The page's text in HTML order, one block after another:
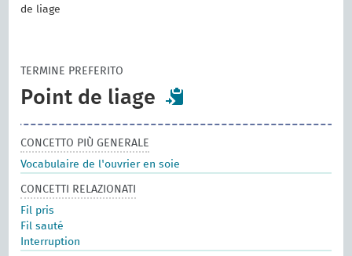
de liage
TERMINE PREFERITO
Point de liage
CONCETTO PIÙ GENERALE
Vocabulaire de l'ouvrier en soie
CONCETTI RELAZIONATI
Fil pris
Fil sauté
Interruption